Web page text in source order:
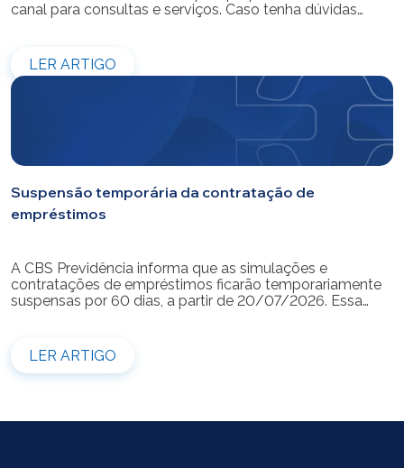
canal para consultas e serviços. Caso tenha dúvidas
LER ARTIGO
Suspensão temporária da contratação de
empréstimos
A CBS Previdência informa que as simulações e
contratações de empréstimos ficarão temporariamente
suspensas por 60 dias, a partir de 20/07/2026. Essa
realizar novas simulações ou contratar empréstimos
pelos canais disponibilizados pela CBS Previdência.
Recomendamos que os participantes que […]
LER ARTIGO